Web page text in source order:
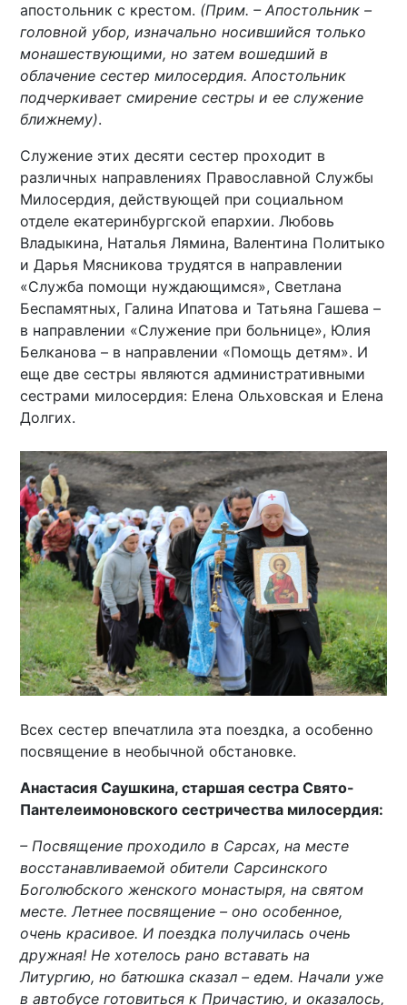
апостольник с крестом. (Прим. – Апостольник –
головной убор, изначально носившийся только
монашествующими, но затем вошедший в
облачение сестер милосердия. Апостольник
подчеркивает смирение сестры и ее служение
ближнему).
Служение этих десяти сестер проходит в
различных направлениях Православной Службы
Милосердия, действующей при социальном
отделе екатеринбургской епархии. Любовь
Владыкина, Наталья Лямина, Валентина Политыко
и Дарья Мясникова трудятся в направлении
«Служба помощи нуждающимся», Светлана
Беспамятных, Галина Ипатова и Татьяна Гашева –
в направлении «Служение при больнице», Юлия
Белканова – в направлении «Помощь детям». И
еще две сестры являются административными
сестрами милосердия: Елена Ольховская и Елена
Долгих.
Всех сестер впечатлила эта поездка, а особенно
посвящение в необычной обстановке.
Анастасия Саушкина, старшая сестра Свято-
Пантелеимоновского сестричества милосердия:
– Посвящение проходило в Сарсах, на месте
восстанавливаемой обители Сарсинского
Боголюбского женского монастыря, на святом
месте. Летнее посвящение – оно особенное,
очень красивое. И поездка получилась очень
дружная! Не хотелось рано вставать на
Литургию, но батюшка сказал – едем. Начали уже
в автобусе готовиться к Причастию, и оказалось,